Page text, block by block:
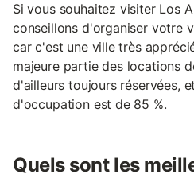
Si vous souhaitez visiter Los
conseillons d'organiser votre
car c'est une ville très
majeure partie des locations
d'ailleurs toujours réservées,
d'occupation est de 85 %.
Quels sont les